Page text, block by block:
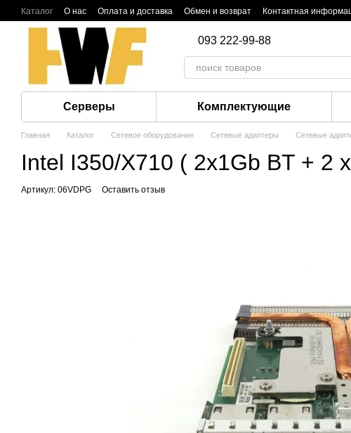
Перейти к основному контенту
Каталог О нас Оплата и доставка Обмен и возврат Контактная
093 222-99-88
Серверы Комплектующие
Главная Каталог Сетевое оборудование Сетевые адаптеры Сетевые
Intel I350/X710 ( 2x1Gb BT + 2
Артикул: 06VDPG Оставить отзыв